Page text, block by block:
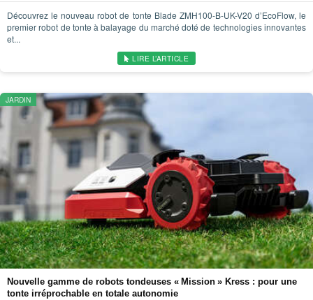
Découvrez le nouveau robot de tonte Blade ZMH100-B-UK-V20 d’EcoFlow, le
premier robot de tonte à balayage du marché doté de technologies innovantes
et...
LIRE L’ARTICLE
JARDIN
Nouvelle gamme de robots tondeuses « Mission » Kress : pour une
tonte irréprochable en totale autonomie